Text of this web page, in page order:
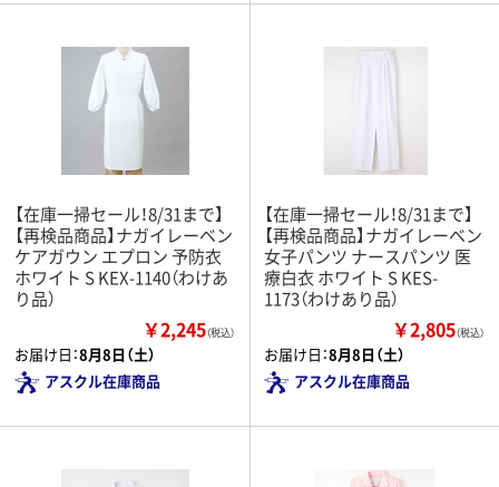
【在庫一掃セール！8/31まで】
【再検品商品】ナガイレーベン
ケアガウン エプロン 予防衣
ホワイト S KEX-1140（わけあ
り品）
￥2,245（税込）
お届け日：8月8日（土）
アスクル在庫商品
【在庫一掃セール！8/31まで】
【再検品商品】ナガイレーベン
女子パンツ ナースパンツ 医
療白衣 ホワイト S KES-
1173（わけあり品）
￥2,805（税込）
お届け日：8月8日（土）
アスクル在庫商品